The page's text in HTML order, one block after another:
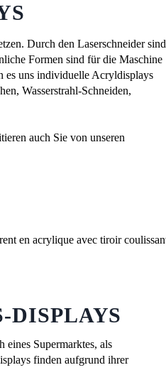
Durch den Laserschneider sind
Formen sind für die Maschine
es uns individuelle Acryldisplays
Wasserstrahl-Schneiden,
auch Sie von unseren
DISPLAYS
eines Supermarktes, als
finden aufgrund ihrer